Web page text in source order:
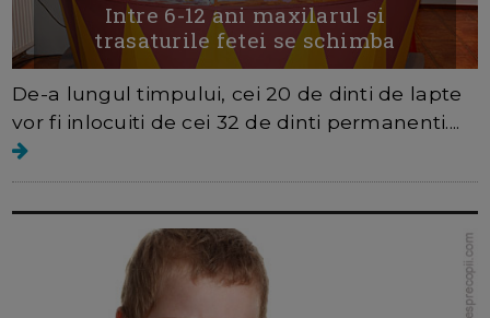
Intre 6-12 ani maxilarul si
trasaturile fetei se schimba
De-a lungul timpului, cei 20 de dinti de lapte
vor fi inlocuiti de cei 32 de dinti permanenti....